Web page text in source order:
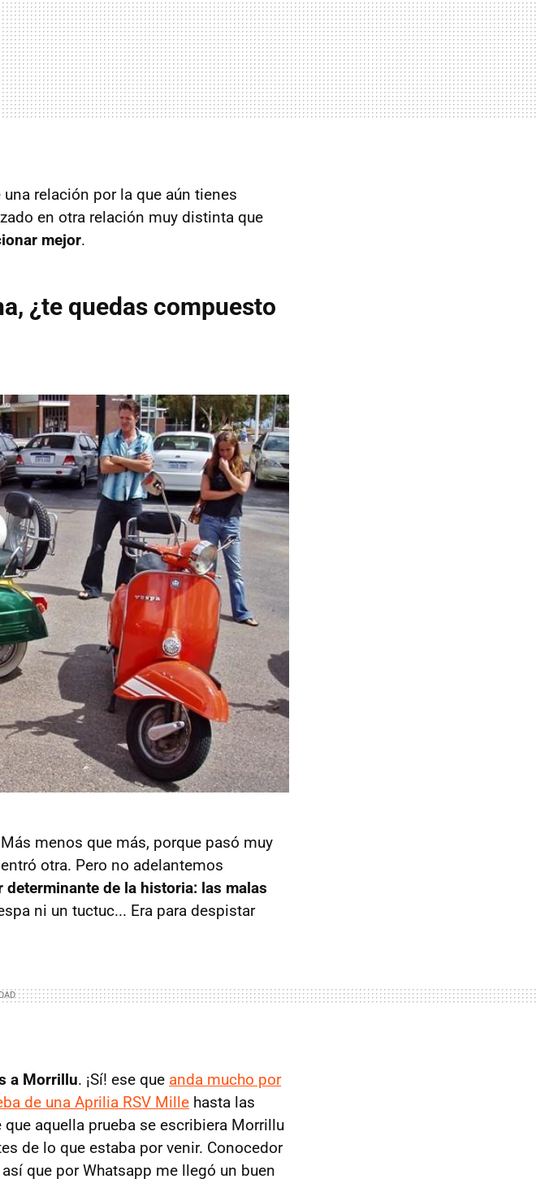
relación por la que aún tienes
en otra relación muy distinta que
mejor.
¿te quedas compuesto
menos que más, porque pasó muy
otra. Pero no adelantemos
determinante de la historia: las malas
ni un tuctuc... Era para despistar
a Morrillu. ¡Sí! ese que anda mucho por
de una Aprilia RSV Mille hasta las
aquella prueba se escribiera Morrillu
de lo que estaba por venir. Conocedor
que por Whatsapp me llegó un buen